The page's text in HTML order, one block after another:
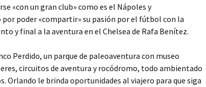
«con un gran club» como es el Nápoles y
poder «compartir» su pasión por el fútbol con la
y final a la aventura en el Chelsea de Rafa Benítez.
Perdido, un parque de paleoaventura con museo
circuitos de aventura y rocódromo, todo ambientado
Orlando le brinda oportunidades al viajero para que siga